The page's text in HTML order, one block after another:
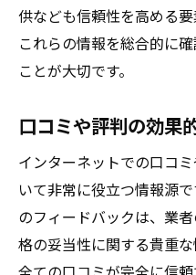
供なども信頼性を高める要
これらの情報を総合的に
ことが大切です。
口コミや評判の効果
インターネットでの口コ
いて非常に役立つ情報源
のフィードバックは、業
格の妥当性に関する貴重な